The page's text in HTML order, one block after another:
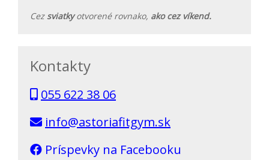
Cez sviatkyotvorené rovnako, ako cez víkend.
Kontakty
055 622 38 06
info@astoriafitgym.sk
Príspevky na Facebooku